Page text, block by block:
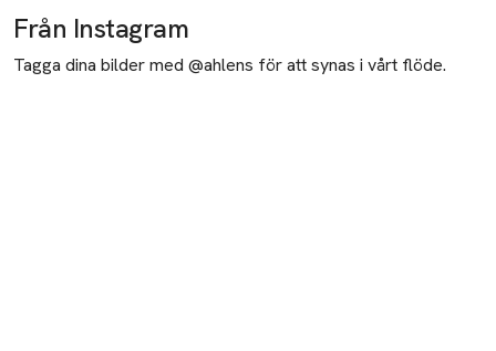
Från Instagram
Tagga dina bilder med @ahlens för att synas i vårt flöde.